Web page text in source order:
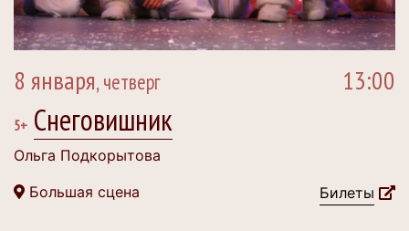
8 января, четверг 13:00
5+ Снеговишник
Ольга Подкорытова
Большая сцена
Билеты